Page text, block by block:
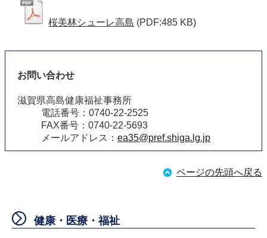
桜美林シューレ高島 (PDF:485 KB)
お問い合わせ
滋賀県高島健康福祉事務所
電話番号：0740-22-2525
FAX番号：0740-22-5693
メールアドレス： ea35@pref.shiga.lg.jp
ページの先頭へ戻る
健康・医療・福祉